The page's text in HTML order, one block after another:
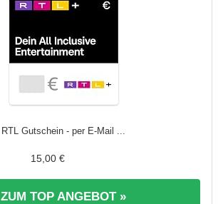
RTL Gutschein - per E-Mail ...
15,00 €
ZUM TOP ANGEBOT »